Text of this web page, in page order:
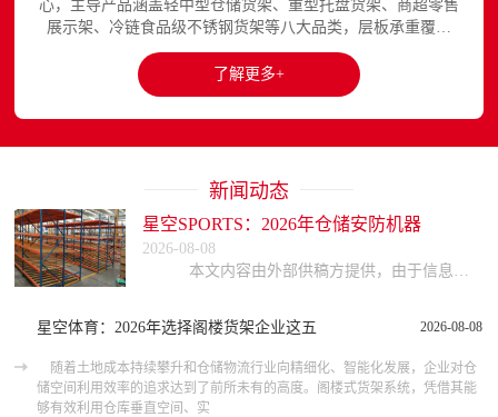
心，主导产品涵盖轻中型仓储货架、重型托盘货架、商超零售
展示架、冷链食品级不锈钢货架等八大品类，层板承重覆盖
150至3000kg，产品出口欧美、东南亚、中东等区域市场，已
与国内外超过300家企业建立长期合作关系。星空平台官网提
供完整的产品展示与在线咨询服务...
了解更多+
新闻动态
星空SPORTS：2026年仓储安防机器
2026-08-08
2026-08-08
星空体育：2026年选择阁楼货架企业这五
随着土地成本持续攀升和仓储物流行业向精细化、智能化发展，企业对仓
储空间利用效率的追求达到了前所未有的高度。阁楼式货架系统，凭借其能
够有效利用仓库垂直空间、实